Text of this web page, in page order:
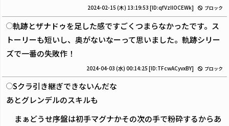
2024-02-15 (木) 13:19:53 [ID:qfVzIlOCEWk] ブロック
軌跡とザナドゥを足した感ですごくつまらなかったです。ス
トーリーも短いし、奥がないなーって思いました。軌跡シリー
ズで一番の失敗作！
2024-04-03 (水) 00:14:25 [ID:TFcwACyvxBY] ブロック
Sクラ引き継ぎできないんだな
あとグレンデルのスキルも
まぁどうせ序盤は初手マグナかその次の手で粉砕するからあ